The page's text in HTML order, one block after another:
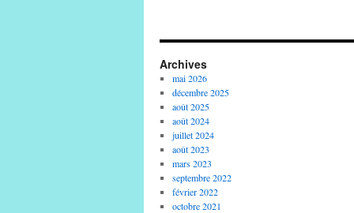
Archives
mai 2026
décembre 2025
août 2025
août 2024
juillet 2024
août 2023
mars 2023
septembre 2022
février 2022
octobre 2021